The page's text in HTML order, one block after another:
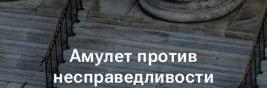
Амулет против
несправедливости